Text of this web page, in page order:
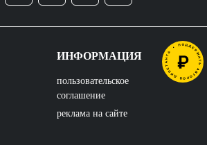
ИНФОРМАЦИЯ
пользовательское
соглашение
реклама на сайте